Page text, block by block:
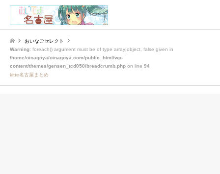
おいなごセレクト
Warning: foreach() argument must be of type array|object, false given in
/home/oinagoya/oinagoya.com/public_html/wp-
content/themes/gensen_tcd050/breadcrumb.php on line 94
kitte名古屋まとめ